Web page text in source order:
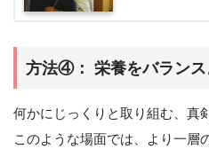
方法④： 栄養をバラン
何かにじっくりと取り組む、真
このような場面では、より一層